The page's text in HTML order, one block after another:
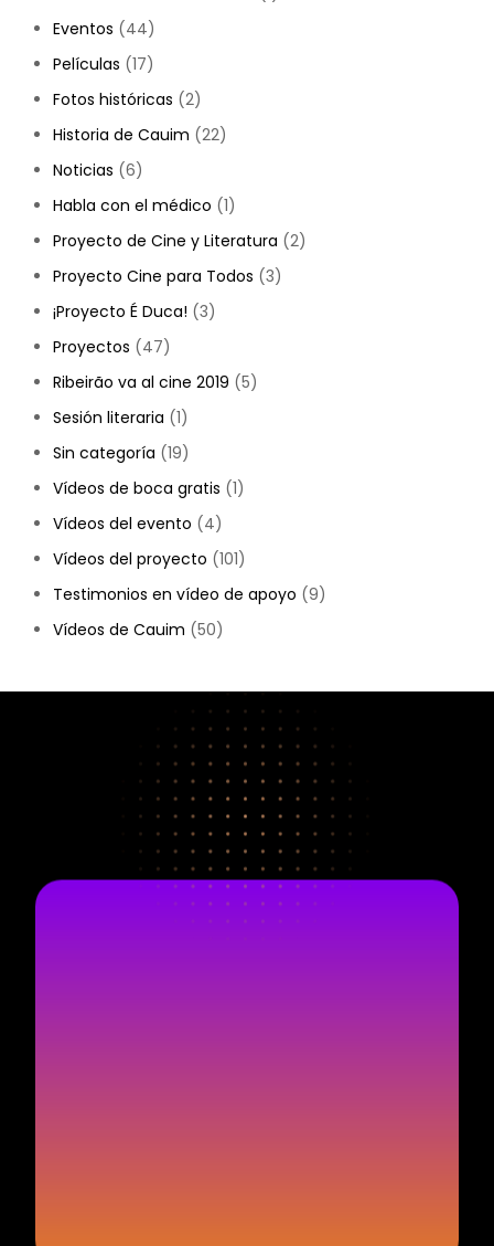
Eventos (44)
Películas (17)
Fotos históricas (2)
Historia de Cauim (22)
Noticias (6)
Habla con el médico (1)
Proyecto de Cine y Literatura (2)
Proyecto Cine para Todos (3)
¡Proyecto É Duca! (3)
Proyectos (47)
Ribeirão va al cine 2019 (5)
Sesión literaria (1)
Sin categoría (19)
Vídeos de boca gratis (1)
Vídeos del evento (4)
Vídeos del proyecto (101)
Testimonios en vídeo de apoyo (9)
Vídeos de Cauim (50)